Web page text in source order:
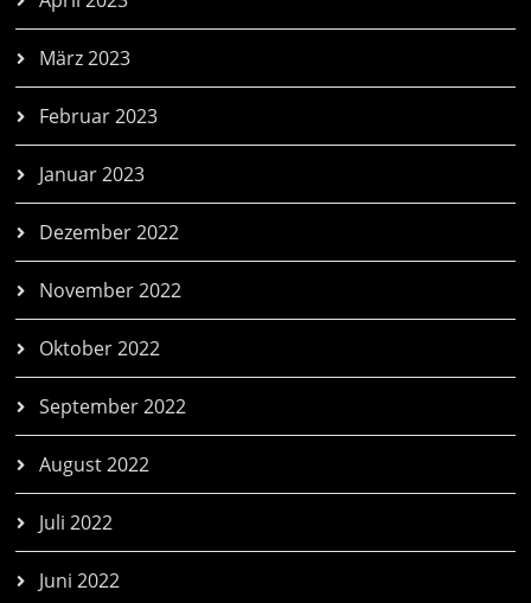
März 2023
Februar 2023
Januar 2023
Dezember 2022
November 2022
Oktober 2022
September 2022
August 2022
Juli 2022
Juni 2022